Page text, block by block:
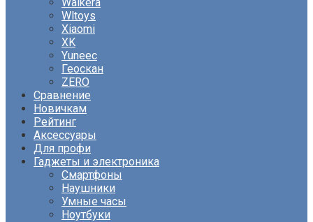
Wltoys
Xiaomi
XK
Yuneec
Геоскан
ZERO
Сравнение
Новичкам
Рейтинг
Аксессуары
Для профи
Гаджеты и электроника
Смартфоны
Наушники
Умные часы
Ноутбуки